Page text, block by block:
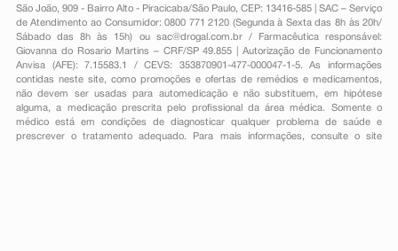
São João, 909 - Bairro Alto - Piracicaba/São Paulo, CEP: 13416-585 | SAC – Serviço
de Atendimento ao Consumidor: 0800 771 2120 (Segunda à Sexta das 8h às 20h/
Sábado das 8h às 15h) ou sac@drogal.com.br/ Farmacêutica responsável:
Giovanna do Rosario Martins – CRF/SP 49.855 | Autorização de Funcionamento
Anvisa (AFE): 7.15583.1 / CEVS: 353870901-477-000047-1-5. As informações
contidas neste site, como promoções e ofertas de remédios e medicamentos,
não devem ser usadas para automedicação e não substituem, em hipótese
alguma, a medicação prescrita pelo profissional da área médica. Somente o
médico está em condições de diagnosticar qualquer problema de saúde e
prescrever o tratamento adequado. Para mais informações, consulte o site